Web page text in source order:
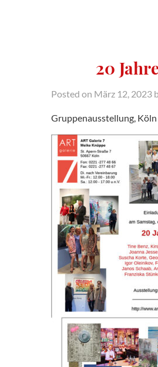
20
Posted on März 12, 2023
Gruppenausstellung, Köln